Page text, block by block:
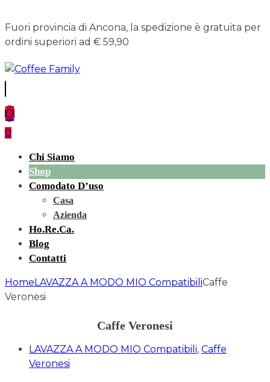
Fuori provincia di Ancona, la spedizione è gratuita per
ordini superiori ad € 59,90
0
0
Chi Siamo
Shop
Comodato D’uso
Casa
Azienda
Ho.re.ca.
Blog
Contatti
HomeLAVAZZA A MODO MIO CompatibiliCaffe
Veronesi
Caffe Veronesi
LAVAZZA A MODO MIO Compatibili, Caffe
Veronesi